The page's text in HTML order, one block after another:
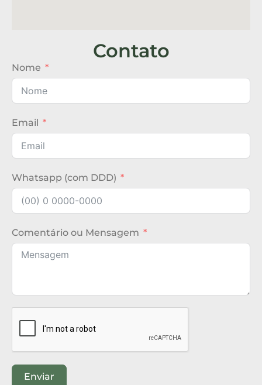
Contato
Nome
Email
Whatsapp (com DDD)
Comentário ou Mensagem
Enviar